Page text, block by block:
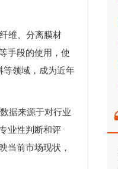
维、分离膜材
手段的使用，使
等领域，成为近年
据来源于对行业
业性判断和评
当前市场现状，